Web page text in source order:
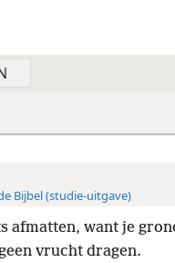
Bijbel (studie-uitgave)
afmatten, want je
vrucht dragen.